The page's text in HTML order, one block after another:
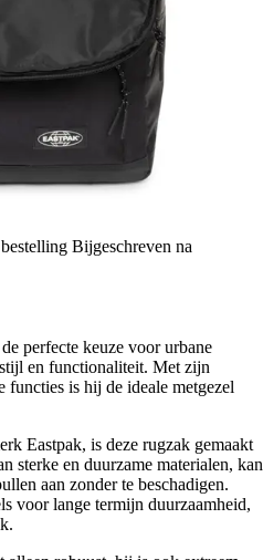
Bijgeschreven na
perfecte keuze voor urbane
en functionaliteit. Met zijn
is hij de ideale metgezel
Eastpak, is deze rugzak gemaakt
sterke en duurzame materialen, kan
aan zonder te beschadigen.
voor lange termijn duurzaamheid,